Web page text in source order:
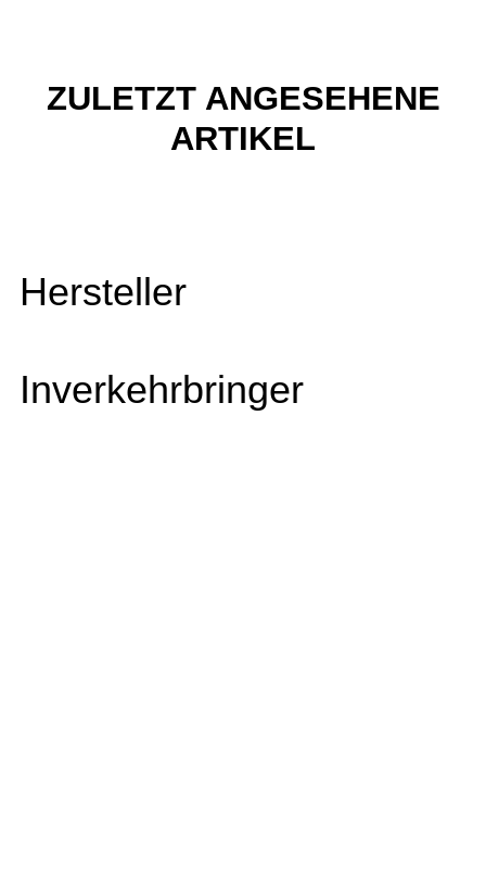
ZULETZT ANGESEHENE
ARTIKEL
Hersteller
Inverkehrbringer